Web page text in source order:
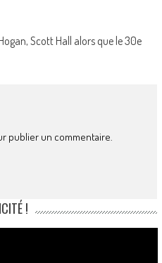
Scott Hall alors que le 30e
publier un commentaire.
!